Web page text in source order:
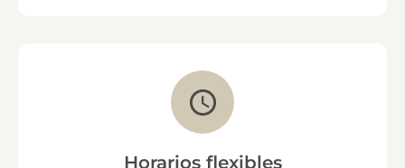
Horarios flexibles